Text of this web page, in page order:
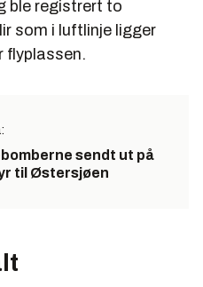
ble registrert to
som i luftlinje ligger
flyplassen.
sendt ut på
til Østersjøen